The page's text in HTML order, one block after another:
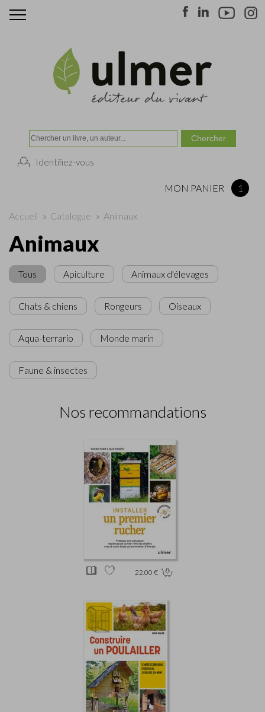
Identifiez-vous
MON PANIER 1
Accueil » Catalogue » Animaux
Animaux
Tous Apiculture Animaux d'élevages
Chats & chiens Rongeurs Oiseaux
Aqua-terrario Monde marin
Faune & insectes
Nos recommandations
22.00 €